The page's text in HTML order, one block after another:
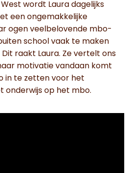
wordt Laura dagelijks
een ongemakkelijke
ogen veelbelovende mbo-
school vaak te maken
raakt Laura. Ze vertelt ons
motivatie vandaan komt
in te zetten voor het
onderwijs op het mbo.